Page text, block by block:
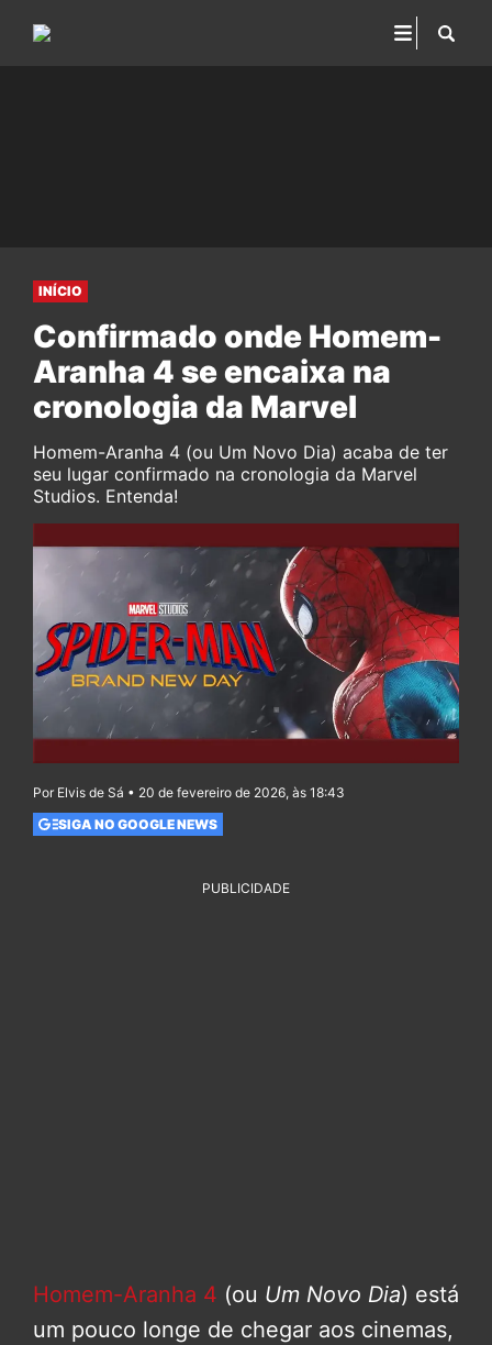
INÍCIO
Confirmado onde Homem-
Aranha 4 se encaixa na
cronologia da Marvel
Homem-Aranha 4 (ou Um Novo Dia) acaba de ter
seu lugar confirmado na cronologia da Marvel
Studios. Entenda!
Por Elvis de Sá • 20 de fevereiro de 2026, às 18:43
SIGA NO GOOGLE NEWS
PUBLICIDADE
Homem-Aranha 4 (ou Um Novo Dia) está
um pouco longe de chegar aos cinemas,